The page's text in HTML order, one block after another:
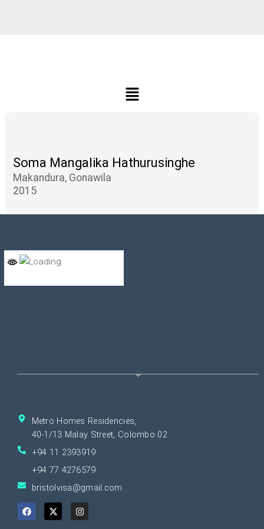
Menu
Soma Mangalika Hathurusinghe
Makandura, Gonawila
2015
Metro Homes Residencies,
40-1/13 Malay Street, Colombo 02
+94 11 2393919
+94 77 4276579
bristolvisa@gmail.com
a
c
-
t
n
s